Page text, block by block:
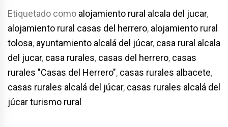
Etiquetado como alojamiento rural alcala del jucar,
alojamiento rural casas del herrero, alojamiento rural
tolosa, ayuntamiento alcalá del júcar, casa rural alcala
del jucar, casa rurales, casas del herrero, casas
rurales "Casas del Herrero", casas rurales albacete,
casas rurales alcalá del júcar, casas rurales alcalá del
júcar turismo rural